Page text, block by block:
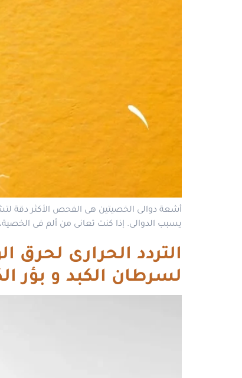
أشعة دوالى الخصيتين هى الفحص الأكثر دقة
يسبب الدوالى. إذا كنت تعانى من ألم فى
التردد الحرارى لحرق
لسرطان الكبد و بؤر الكبد